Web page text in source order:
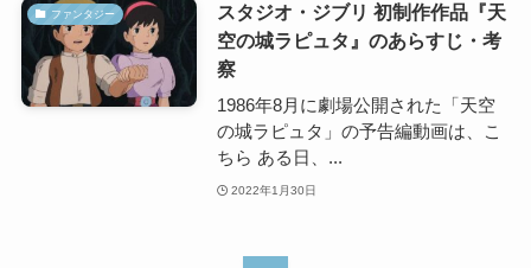
ファンタジー
スタジオ・ジブリ 初制作作品『天
空の城ラピュタ』のあらすじ・考
察
1986年8月に劇場公開された「天空
の城ラピュタ」の予告編動画は、こ
ちら ある日、...
2022年1月30日